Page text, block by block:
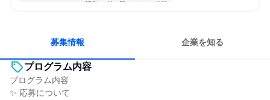
コミュニケーションが活発 常に新しいものに挑戦
募集情報 企業を知る
プログラム内容
プログラム内容
✨ 応募について